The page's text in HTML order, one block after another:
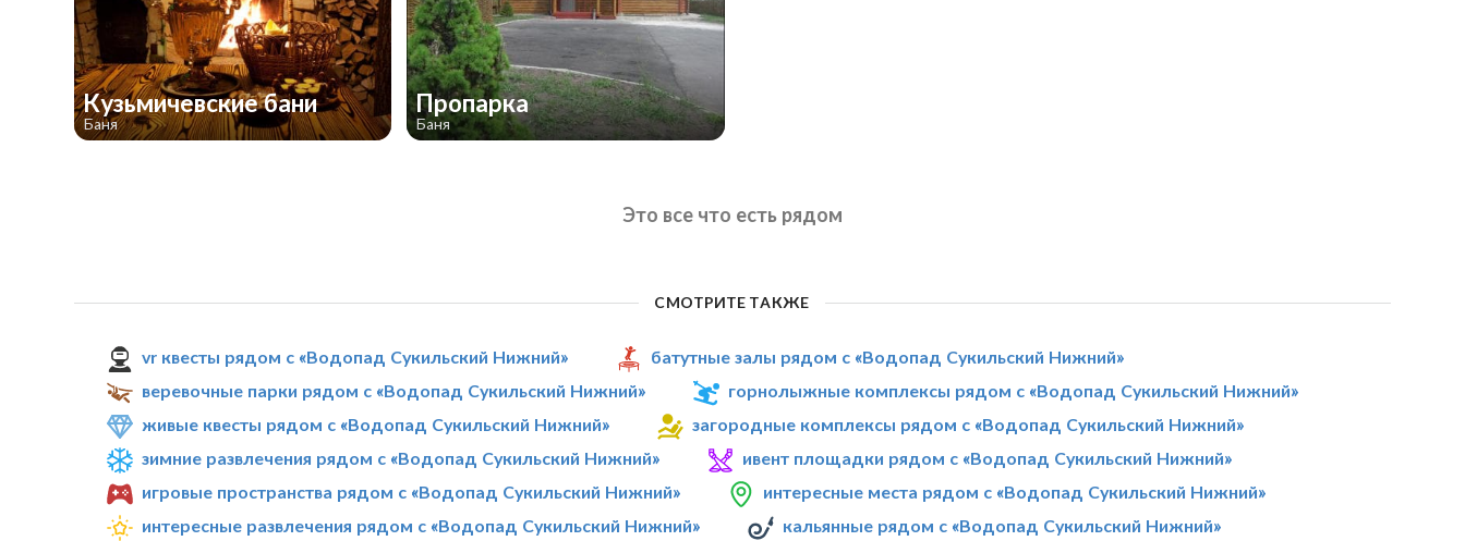
Кузьмичевские бани
Баня
Пропарка
Баня
Это все что есть рядом
СМОТРИТЕ ТАКЖЕ
vr квесты рядом с «Водопад Сукильский Нижний»
батутные залы рядом с «Водопад Сукильский Нижний»
веревочные парки рядом с «Водопад Сукильский Нижний»
горнолыжные комплексы рядом с «Водопад Сукильский Нижний»
живые квесты рядом с «Водопад Сукильский Нижний»
загородные комплексы рядом с «Водопад Сукильский Нижний»
зимние развлечения рядом с «Водопад Сукильский Нижний»
ивент площадки рядом с «Водопад Сукильский Нижний»
игровые пространства рядом с «Водопад Сукильский Нижний»
интересные места рядом с «Водопад Сукильский Нижний»
интересные развлечения рядом с «Водопад Сукильский Нижний»
кальянные рядом с «Водопад Сукильский Нижний»